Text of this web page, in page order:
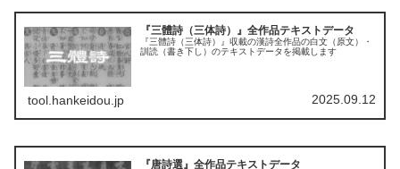
『三體詩（三体詩）』全作品テキストデータ
『三體詩（三体詩）』収載の漢詩全作品の白文（原文）・
訓読（書き下し）のテキストデータを掲載します
tool.hankeidou.jp 2025.09.12
『唐詩選』全作品テキストデータ